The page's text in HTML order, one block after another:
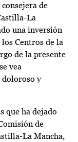
consejera de
La
una inversión
Centros de la
de la presente
vea
doloroso y
que ha dejado
de
La Mancha,